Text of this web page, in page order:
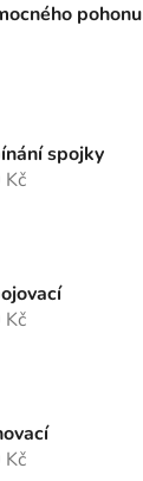
pohonu
spojky